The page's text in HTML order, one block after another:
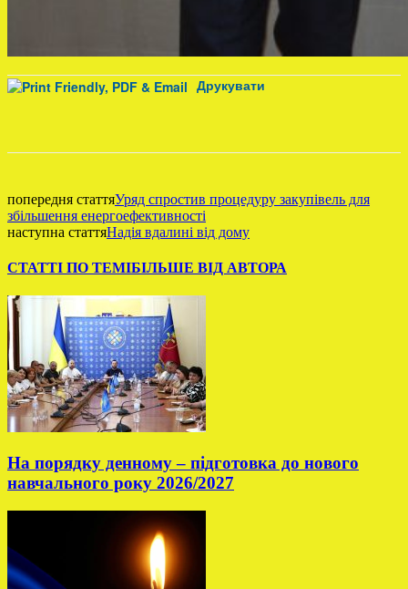
Друкувати
попередня статтяУряд спростив процедуру закупівель для
збільшення енергоефективності
наступна статтяНадія вдалині від дому
СТАТТІ ПО ТЕМІБІЛЬШЕ ВІД АВТОРА
На порядку денному – підготовка до нового
навчального року 2026/2027